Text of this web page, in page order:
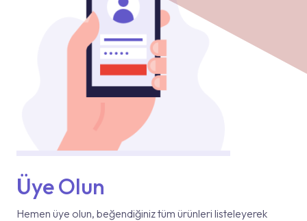
Üye Olun
Hemen üye olun, beğendiğiniz tüm ürünleri listeleyerek